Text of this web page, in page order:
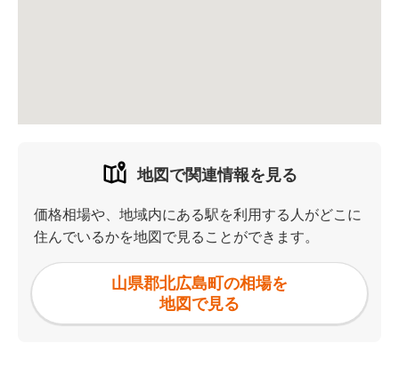
地図で関連情報を見る
価格相場や、地域内にある駅を利用する人がどこに
住んでいるかを地図で見ることができます。
山県郡北広島町の相場を
地図で見る